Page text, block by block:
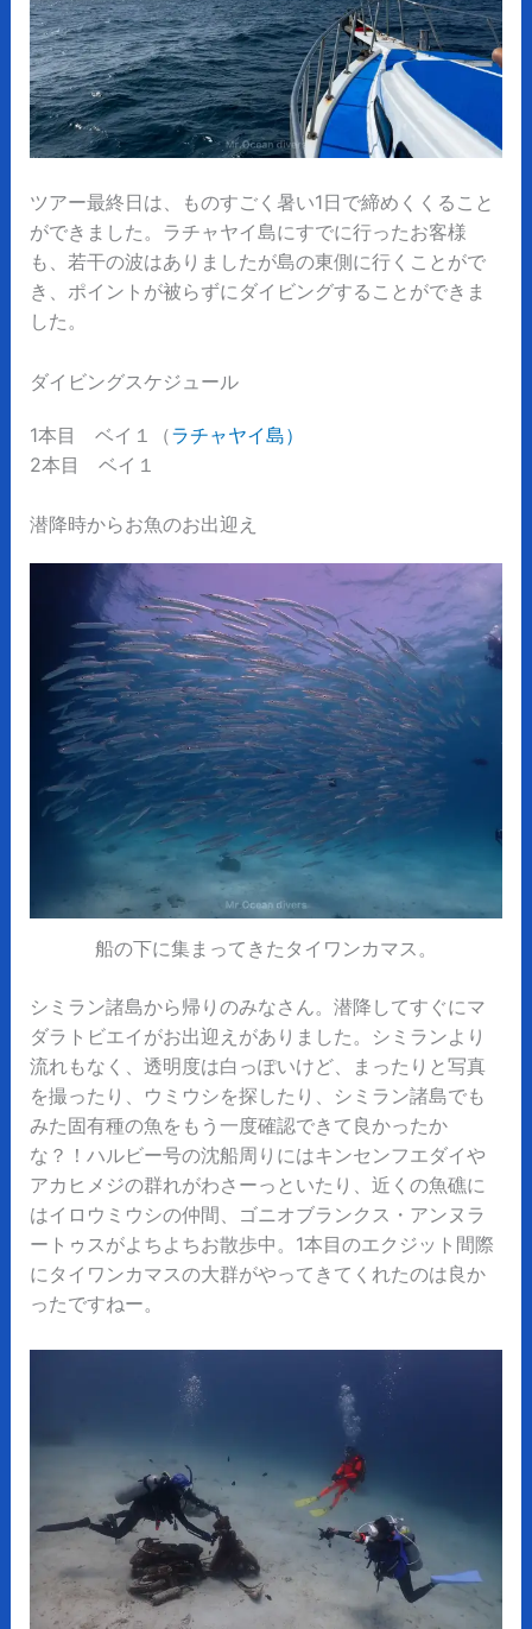
ツアー最終日は、ものすごく暑い1日で締めくくること
ができました。ラチャヤイ島にすでに行ったお客様
も、若干の波はありましたが島の東側に行くことがで
き、ポイントが被らずにダイビングすることができま
した。
ダイビングスケジュール
1本目 ベイ１（ラチャヤイ島）
2本目 ベイ１
潜降時からお魚のお出迎え
船の下に集まってきたタイワンカマス。
シミラン諸島から帰りのみなさん。潜降してすぐにマ
ダラトビエイがお出迎えがありました。シミランより
流れもなく、透明度は白っぽいけど、まったりと写真
を撮ったり、ウミウシを探したり、シミラン諸島でも
みた固有種の魚をもう一度確認できて良かったか
な？！ハルビー号の沈船周りにはキンセンフエダイや
アカヒメジの群れがわさーっといたり、近くの魚礁に
はイロウミウシの仲間、ゴニオブランクス・アンヌラ
ートゥスがよちよちお散歩中。1本目のエクジット間際
にタイワンカマスの大群がやってきてくれたのは良か
ったですねー。